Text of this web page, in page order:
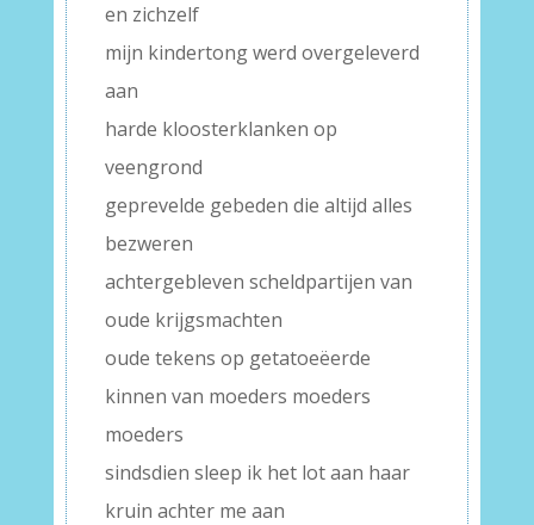
en zichzelf
mijn kindertong werd overgeleverd
aan
harde kloosterklanken op
veengrond
geprevelde gebeden die altijd alles
bezweren
achtergebleven scheldpartijen van
oude krijgsmachten
oude tekens op getatoeëerde
kinnen van moeders moeders
moeders
sindsdien sleep ik het lot aan haar
kruin achter me aan